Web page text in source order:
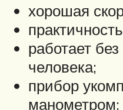
хорошая
работает
человека;
прибор
манометром;